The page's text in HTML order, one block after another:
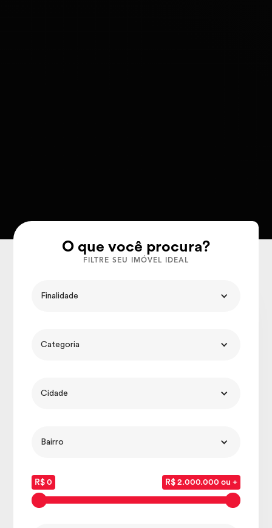
O que você procura?
FILTRE SEU IMÓVEL IDEAL
Finalidade
Categoria
Cidade
Bairro
R$ 0 R$ 2.000.000 ou +